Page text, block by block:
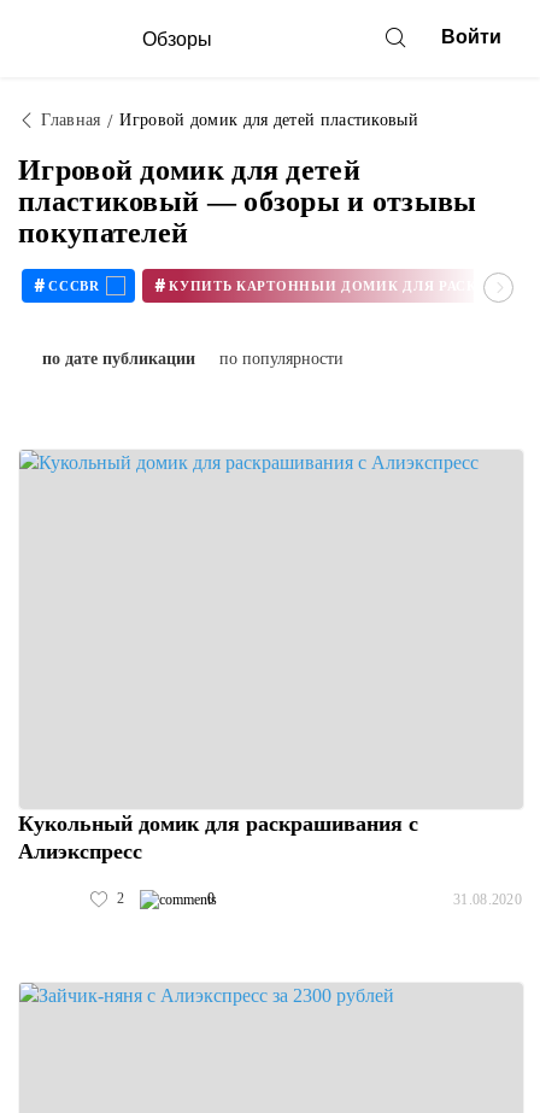
Обзоры Войти
Главная Игровой домик для детей пластиковый
Игровой домик для детей
пластиковый — обзоры и отзывы
покупателей
# CCCBR #
по дате публикации по популярности
Кукольный домик для раскрашивания с
Алиэкспресс
2 0 31.08.2020